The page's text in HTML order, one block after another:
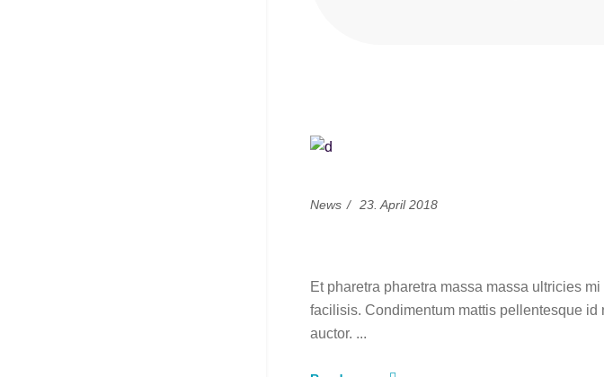
News 23. April 2018
Et pharetra pharetra massa massa ultricies
facilisis. Condimentum mattis pellentesque
auctor.